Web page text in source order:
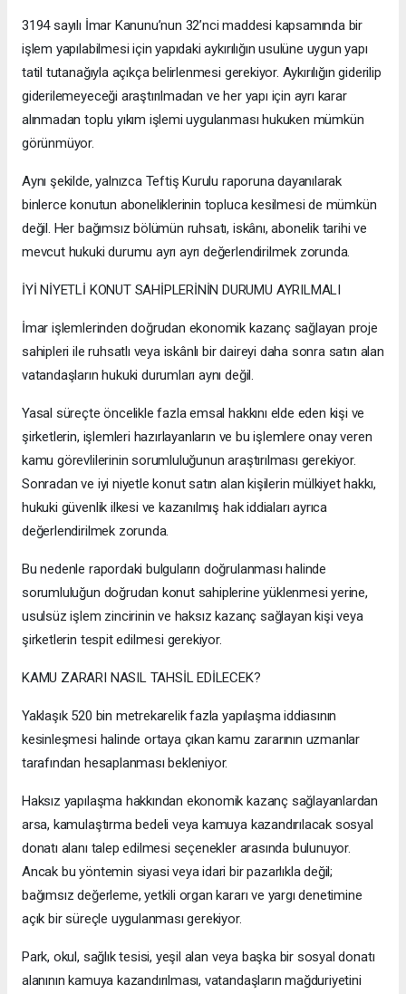
3194 sayılı İmar Kanunu’nun 32’nci maddesi kapsamında bir
işlem yapılabilmesi için yapıdaki aykırılığın usulüne uygun yapı
tatil tutanağıyla açıkça belirlenmesi gerekiyor. Aykırılığın giderilip
giderilemeyeceği araştırılmadan ve her yapı için ayrı karar
alınmadan toplu yıkım işlemi uygulanması hukuken mümkün
görünmüyor.
Aynı şekilde, yalnızca Teftiş Kurulu raporuna dayanılarak
binlerce konutun aboneliklerinin topluca kesilmesi de mümkün
değil. Her bağımsız bölümün ruhsatı, iskânı, abonelik tarihi ve
mevcut hukuki durumu ayrı ayrı değerlendirilmek zorunda.
İYİ NİYETLİ KONUT SAHİPLERİNİN DURUMU AYRILMALI
İmar işlemlerinden doğrudan ekonomik kazanç sağlayan proje
sahipleri ile ruhsatlı veya iskânlı bir daireyi daha sonra satın alan
vatandaşların hukuki durumları aynı değil.
Yasal süreçte öncelikle fazla emsal hakkını elde eden kişi ve
şirketlerin, işlemleri hazırlayanların ve bu işlemlere onay veren
kamu görevlilerinin sorumluluğunun araştırılması gerekiyor.
Sonradan ve iyi niyetle konut satın alan kişilerin mülkiyet hakkı,
hukuki güvenlik ilkesi ve kazanılmış hak iddiaları ayrıca
değerlendirilmek zorunda.
Bu nedenle rapordaki bulguların doğrulanması halinde
sorumluluğun doğrudan konut sahiplerine yüklenmesi yerine,
usulsüz işlem zincirinin ve haksız kazanç sağlayan kişi veya
şirketlerin tespit edilmesi gerekiyor.
KAMU ZARARI NASIL TAHSİL EDİLECEK?
Yaklaşık 520 bin metrekarelik fazla yapılaşma iddiasının
kesinleşmesi halinde ortaya çıkan kamu zararının uzmanlar
tarafından hesaplanması bekleniyor.
Haksız yapılaşma hakkından ekonomik kazanç sağlayanlardan
arsa, kamulaştırma bedeli veya kamuya kazandırılacak sosyal
donatı alanı talep edilmesi seçenekler arasında bulunuyor.
Ancak bu yöntemin siyasi veya idari bir pazarlıkla değil;
bağımsız değerleme, yetkili organ kararı ve yargı denetimine
açık bir süreçle uygulanması gerekiyor.
Park, okul, sağlık tesisi, yeşil alan veya başka bir sosyal donatı
alanının kamuya kazandırılması, vatandaşların mağduriyetini